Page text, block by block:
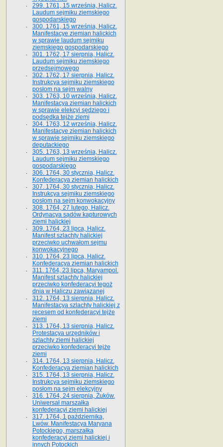
299. 1761, 15 września, Halicz.
Laudum sejmiku ziemskiego
gospodarskiego
300. 1761, 15 września, Halicz.
Manifestacye ziemian halickich
w sprawie laudum sejmiku
ziemskiego gospodarskiego
301. 1762, 17 sierpnia, Halicz.
Laudum sejmiku ziemskiego
przedsejmowego
302. 1762, 17 sierpnia, Halicz.
Instrukcya sejmiku ziemskiego
posłom na sejm walny
303. 1763, 10 września, Halicz.
Manifestacya ziemian halickich
w sprawie elekcyi sędziego i
podsędka tejże ziemi
304. 1763, 12 września, Halicz.
Manifestacye ziemian halickich
w sprawie sejmiku ziemskiego
deputackiego
305. 1763, 13 września, Halicz.
Laudum sejmiku ziemskiego
gospodarskiego
306. 1764, 30 stycznia, Halicz.
Konfederacya ziemian halickich
307. 1764, 30 stycznia, Halicz.
Instrukcya sejmiku ziemskiego
posłom na sejm konwokacyjny
308. 1764, 27 lutego, Halicz.
Ordynacya sądów kapturowych
ziemi halickiej
309. 1764, 23 lipca, Halicz.
Manifest szlachty halickiej
przeciwko uchwałom sejmu
konwokacyjnego
310. 1764, 23 lipca, Halicz.
Konfederacya ziemian halickich
311. 1764, 23 lipca, Maryampol.
Manifest szlachty halickiej
przeciwko konfederacyi tegoż
dnia w Haliczu zawiązanej
312. 1764, 13 sierpnia, Halicz.
Manifestacya szlachty halickiej z
recesem od konfederacyi tejże
ziemi
313. 1764, 13 sierpnia, Halicz.
Protestacya urzędników i
szlachty ziemi halickiej
przeciwko konfederacyi tejże
ziemi
314. 1764, 13 sierpnia, Halicz.
Konfederacya ziemian halickich
315. 1764, 13 sierpnia, Halicz.
Instrukcya sejmiku ziemskiego
posłom na sejm elekcyjny
316. 1764, 24 sierpnia, Żuków.
Uniwersał marszałka
konfederacyi ziemi halickiej
317. 1764, 1 października,
Lwów. Manifestacya Maryana
Potockiego, marszałka
konfederacyi ziemi halickiej i
innych Potockich